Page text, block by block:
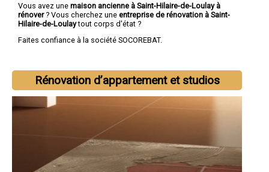
Vous avez une maison ancienne à Saint-Hilaire-de-Loulay à
rénover? Vous cherchez une entreprise de rénovation à Saint-
Hilaire-de-Loulaytout corps d'état ?
Faites confiance à la société SOCOREBAT.
Rénovation d’appartement et studios